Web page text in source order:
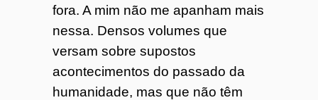
fora. A mim não me apanham mais
nessa. Densos volumes que
versam sobre supostos
acontecimentos do passado da
humanidade, mas que não têm